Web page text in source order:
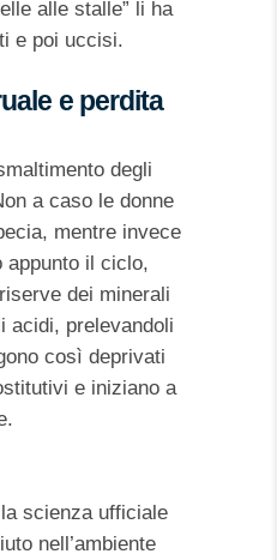
alle stalle” li ha
e poi uccisi.
e perdita
degli
a caso le donne
mentre invece
appunto il ciclo,
dei minerali
acidi, prelevandoli
così deprivati
e iniziano a
scienza ufficiale
nell’ambiente